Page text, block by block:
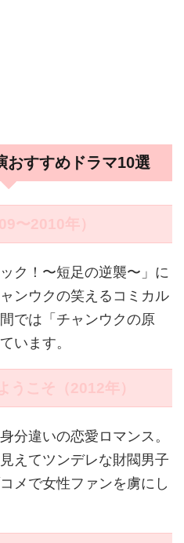
おすすめドラマ10選
〜2010年）
ク！〜短足の逆襲〜」に
ンウクの笑えるコミカル
では「チャンウクの原
います。
うこそ（2012年）
分違いの恋愛ロマンス。
えてツンデレな財閥男子
メで女性ファンを虜にし